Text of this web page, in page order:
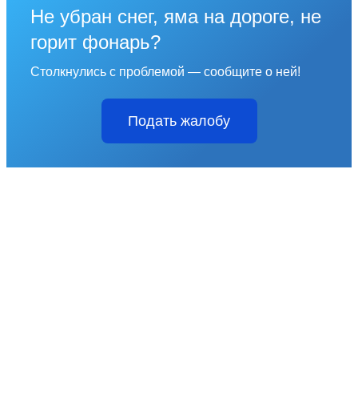
Не убран снег, яма на дороге, не
горит фонарь?
Столкнулись с проблемой — сообщите о ней!
Подать жалобу